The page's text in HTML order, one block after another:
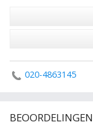
020-4863145
BEOORDELINGEN